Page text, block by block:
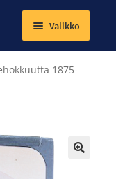
Valikko
Laajenna
alemman
1875-